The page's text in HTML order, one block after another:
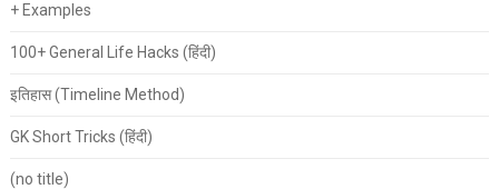
+ Examples
100+ General Life Hacks (हिंदी)
इतिहास (Timeline Method)
GK Short Tricks (हिंदी)
(no title)